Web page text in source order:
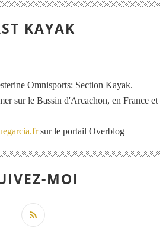
KAYAK
Omnisports: Section Kayak.
sur le Bassin d'Arcachon, en France et
sur le portail Overblog
MOI